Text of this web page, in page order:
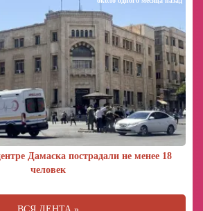
Дамаска пострадали не менее 18
человек